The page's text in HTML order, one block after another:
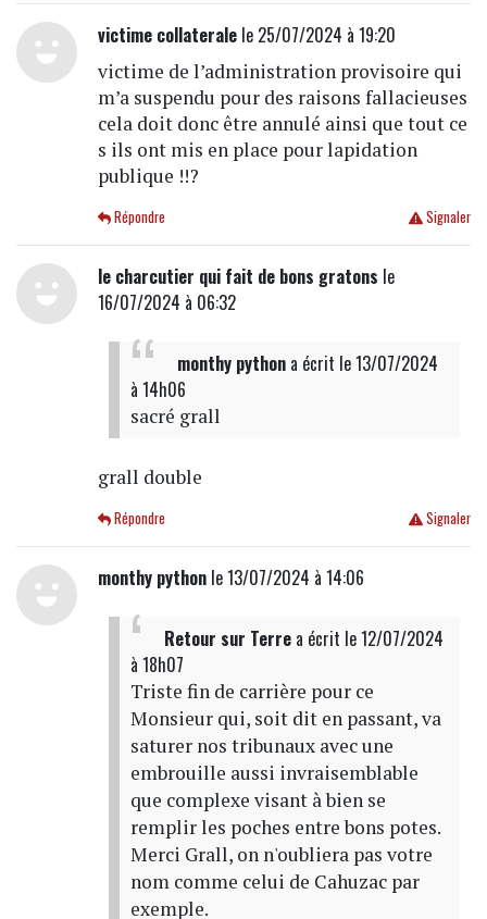
victime collateralele 25/07/2024 à 19:20
victime de l’administration provisoire qui
m’a suspendu pour des raisons fallacieuses
cela doit donc être annulé ainsi que tout ce
s ils ont mis en place pour lapidation
publique !!?
Signaler
Répondre
le charcutier qui fait de bons gratons le
16/07/2024 à 06:32
monthy pythona écrit le 13/07/2024
à 14h06
sacré grall
grall double
Signaler
Répondre
monthy pythonle 13/07/2024 à 14:06
Retour sur Terrea écrit le 12/07/2024
à 18h07
Triste fin de carrière pour ce
Monsieur qui, soit dit en passant, va
saturer nos tribunaux avec une
embrouille aussi invraisemblable
que complexe visant à bien se
remplir les poches entre bons potes.
Merci Grall, on n'oubliera pas votre
nom comme celui de Cahuzac par
exemple.